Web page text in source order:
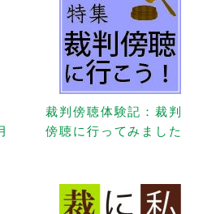
裁判傍聴体験記：裁判
傍聴に行ってみました